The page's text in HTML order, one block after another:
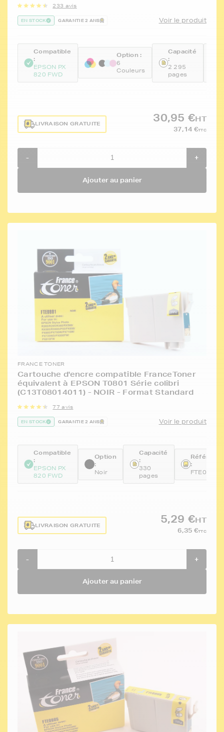
233 avis
EN STOCK GARANTIE 2 ANS Voir le produit
Compatible
:
EPSON PX
820 FWD
Option :
6
Couleurs
Capacité
:
2 295
pages
LIVRAISON GRATUITE
30,95 €HT
37,14 €TTC
- +
Ajouter au panier
FRANCE TONER
Cartouche d'encre compatible FranceToner
équivalent à EPSON T0801 Série colibri
(C13T08014011) - NOIR - Format Standard
77 avis
EN STOCK GARANTIE 2 ANS Voir le produit
Compatible
:
EPSON PX
820 FWD
Option
:
Noir
Capacité
:
330
pages
:
FTE0801
LIVRAISON GRATUITE
5,29 €HT
6,35 €TTC
- +
Ajouter au panier